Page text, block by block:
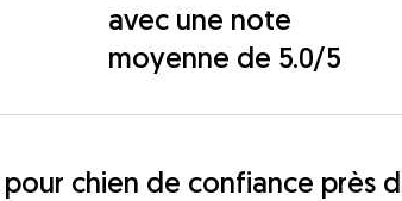
avec une note
moyenne de 5.0/5
chien de confiance près